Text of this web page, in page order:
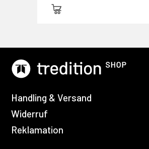
Handling & Versand
Widerruf
Reklamation